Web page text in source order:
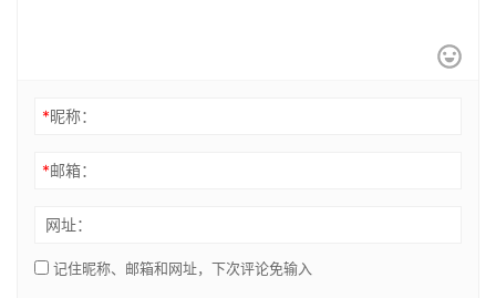
*昵称：
*邮箱：
网址：
记住昵称、邮箱和网址，下次评论免输入